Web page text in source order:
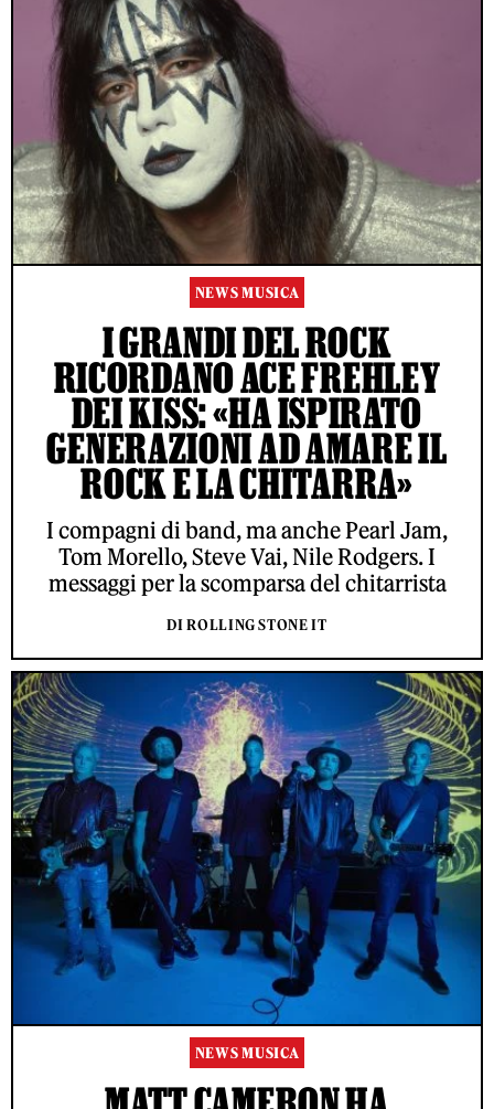
NEWS MUSICA
I GRANDI DEL ROCK
RICORDANO ACE FREHLEY
DEI KISS: «HA ISPIRATO
GENERAZIONI AD AMARE IL
ROCK E LA CHITARRA»
I compagni di band, ma anche Pearl Jam,
Tom Morello, Steve Vai, Nile Rodgers. I
messaggi per la scomparsa del chitarrista
DI ROLLING STONE IT
NEWS MUSICA